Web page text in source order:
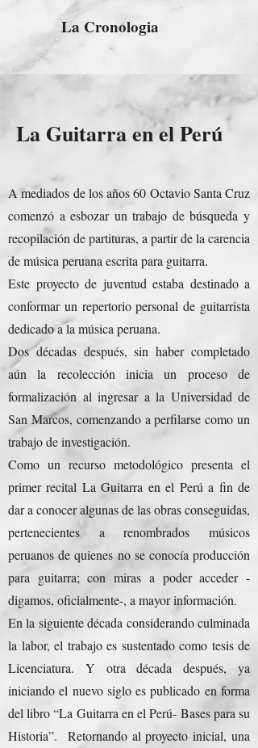
La Cronologia
La Guitarra en el Perú
A mediados de los años 60 Octavio Santa Cruz
comenzó a esbozar un trabajo de búsqueda y
recopilación de partituras, a partir de la carencia
de música peruana escrita para guitarra.
Este proyecto de juventud estaba destinado a
conformar un repertorio personal de guitarrista
dedicado a la música peruana.
Dos décadas después, sin haber completado
aún la recolección inicia un proceso de
formalización al ingresar a la Universidad de
San Marcos, comenzando a perfilarse como un
trabajo de investigación.
Como un recurso metodológico presenta el
primer recital La Guitarra en el Perú a fin de
dar a conocer algunas de las obras conseguidas,
pertenecientes a renombrados músicos
peruanos de quienes no se conocía producción
para guitarra; con miras a poder acceder -
digamos, oficialmente-, a mayor información.
En la siguiente década considerando culminada
la labor, el trabajo es sustentado como tesis de
Licenciatura. Y otra década después, ya
iniciando el nuevo siglo es publicado en forma
del libro “La Guitarra en el Perú- Bases para su
Historia”. Retornando al proyecto inicial, una